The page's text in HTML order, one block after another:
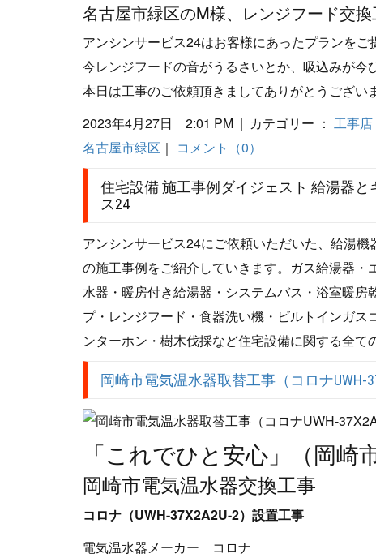
名古屋市緑区のM様、レンジフード交
アンシンサービス24はお客様にあったプランを
今レンジフードの音がうるさいとか、吸込みが今
本日は工事のご依頼頂きましてありがとうござい
2023年4月27日 2:01 PM | カテゴリー ： 工事店
名古屋市緑区 ｜ コメント（0）
住宅設備 施工事例ダイジェスト 給湯器
ス24
アンシンサービス24にご依頼いただいた、給湯
の施工事例をご紹介していきます。ガス給湯器
水器・暖房付き給湯器・システムバス・浴室暖
プ・レンジフード・食器洗い機・ビルトインガ
ンターホン・樹木伐採など住宅設備に関する全て
岡崎市電気温水器取替工事（コロナUWH-
「これでひと安心」（岡崎
岡崎市電気温水器交換工事
コロナ（UWH-37X2A2U-2）設置工事
電気温水器メーカー コロナ